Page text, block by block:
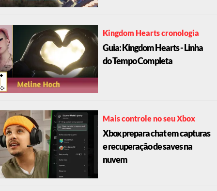
Kingdom Hearts cronologia
Guia: Kingdom Hearts - Linha
do Tempo Completa
Mais controle no seu Xbox
Xbox prepara chat em capturas
e recuperação de saves na
nuvem